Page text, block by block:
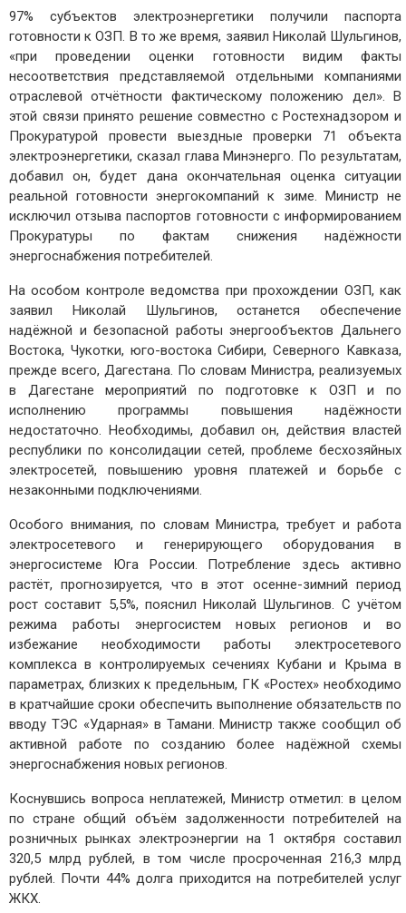
97% субъектов электроэнергетики получили паспорта
готовности к ОЗП. В то же время, заявил Николай Шульгинов,
«при проведении оценки готовности видим факты
несоответствия представляемой отдельными компаниями
отраслевой отчётности фактическому положению дел». В
этой связи принято решение совместно с Ростехнадзором и
Прокуратурой провести выездные проверки 71 объекта
электроэнергетики, сказал глава Минэнерго. По результатам,
добавил он, будет дана окончательная оценка ситуации
реальной готовности энергокомпаний к зиме. Министр не
исключил отзыва паспортов готовности с информированием
Прокуратуры по фактам снижения надёжности
энергоснабжения потребителей.
На особом контроле ведомства при прохождении ОЗП, как
заявил Николай Шульгинов, останется обеспечение
надёжной и безопасной работы энергообъектов Дальнего
Востока, Чукотки, юго-востока Сибири, Северного Кавказа,
прежде всего, Дагестана. По словам Министра, реализуемых
в Дагестане мероприятий по подготовке к ОЗП и по
исполнению программы повышения надёжности
недостаточно. Необходимы, добавил он, действия властей
республики по консолидации сетей, проблеме бесхозяйных
электросетей, повышению уровня платежей и борьбе с
незаконными подключениями.
Особого внимания, по словам Министра, требует и работа
электросетевого и генерирующего оборудования в
энергосистеме Юга России. Потребление здесь активно
растёт, прогнозируется, что в этот осенне-зимний период
рост составит 5,5%, пояснил Николай Шульгинов. С учётом
режима работы энергосистем новых регионов и во
избежание необходимости работы электросетевого
комплекса в контролируемых сечениях Кубани и Крыма в
параметрах, близких к предельным, ГК «Ростех» необходимо
в кратчайшие сроки обеспечить выполнение обязательств по
вводу ТЭС «Ударная» в Тамани. Министр также сообщил об
активной работе по созданию более надёжной схемы
энергоснабжения новых регионов.
Коснувшись вопроса неплатежей, Министр отметил: в целом
по стране общий объём задолженности потребителей на
розничных рынках электроэнергии на 1 октября составил
320,5 млрд рублей, в том числе просроченная 216,3 млрд
рублей. Почти 44% долга приходится на потребителей услуг
ЖКХ.